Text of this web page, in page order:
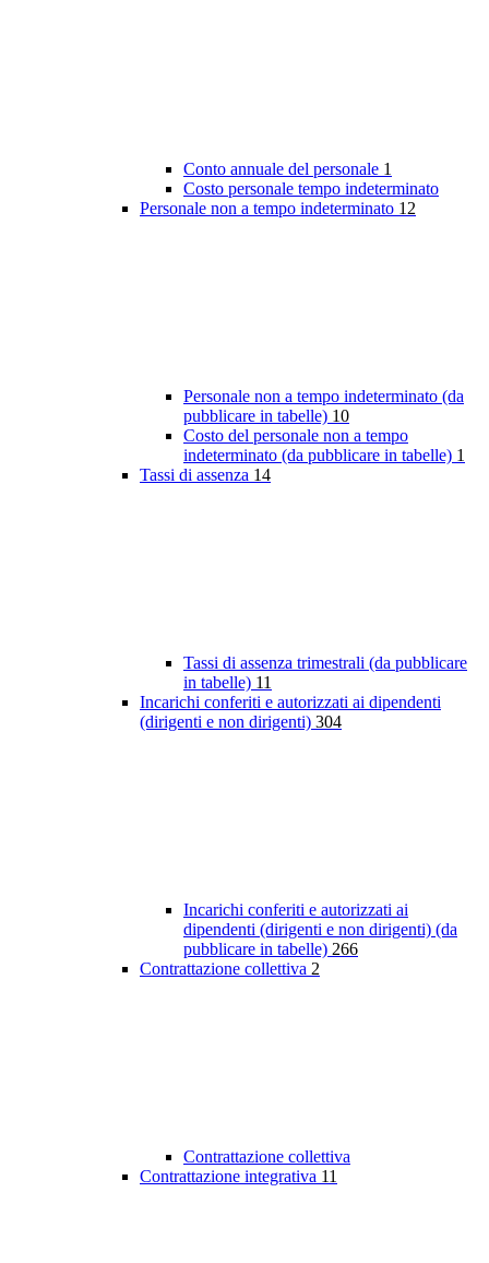
Conto annuale del personale 1
Costo personale tempo indeterminato
Personale non a tempo indeterminato 12
Personale non a tempo indeterminato (da
pubblicare in tabelle) 10
Costo del personale non a tempo
indeterminato (da pubblicare in tabelle) 1
Tassi di assenza 14
Tassi di assenza trimestrali (da pubblicare
in tabelle) 11
Incarichi conferiti e autorizzati ai dipendenti
(dirigenti e non dirigenti) 304
Incarichi conferiti e autorizzati ai
dipendenti (dirigenti e non dirigenti) (da
pubblicare in tabelle) 266
Contrattazione collettiva 2
Contrattazione collettiva
Contrattazione integrativa 11